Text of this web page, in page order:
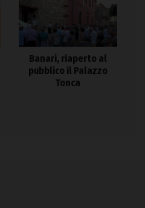
Banari, riaperto al
pubblico il Palazzo
Tonca